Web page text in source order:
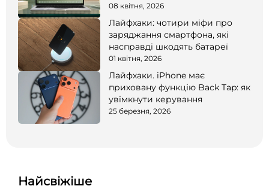
08 квітня, 2026
Лайфхаки: чотири міфи про
заряджання смартфона, які
насправді шкодять батареї
01 квітня, 2026
Лайфхаки. iPhone має
приховану функцію Back Tap: як
увімкнути керування
25 березня, 2026
Найсвіжіше